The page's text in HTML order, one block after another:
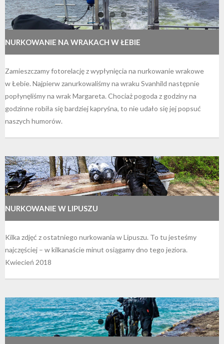
NURKOWANIE NA WRAKACH W ŁEBIE
Zamieszczamy fotorelację z wypłynięcia na nurkowanie wrakowe
w Łebie. Najpierw zanurkowaliśmy na wraku Svanhild następnie
popłynęliśmy na wrak Margareta. Chociaż pogoda z godziny na
godzinne robiła się bardziej kapryśna, to nie udało się jej popsuć
naszych humorów.
NURKOWANIE W LIPUSZU
Kilka zdjęć z ostatniego nurkowania w Lipuszu. To tu jesteśmy
najczęściej – w kilkanaście minut osiągamy dno tego jeziora.
Kwiecień 2018